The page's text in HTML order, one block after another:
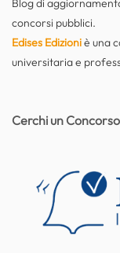
Blog di
concorsi pubblici.
Edises Edizioniè una
universitaria e
Cerchi un